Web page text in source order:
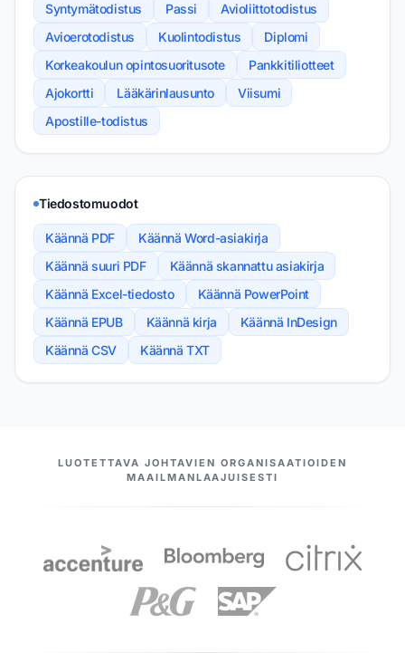
Syntymätodistus Passi
Avioliittotodistus
Avioerotodistus
Kuolintodistus
Diplomi
Korkeakoulun opintosuoritusote
Pankkitiliotteet
Ajokortti
Lääkärinlausunto
Viisumi
Apostille-todistus
Tiedostomuodot
Käännä PDF
Käännä Word-asiakirja
Käännä suuri PDF
Käännä skannattu asiakirja
Käännä Excel-tiedosto
Käännä PowerPoint
Käännä EPUB
Käännä kirja
Käännä InDesign
Käännä CSV
Käännä TXT
MEIDÄN KUMPPANIMME
LUOTETTAVA JOHTAVIEN ORGANISAATIOIDEN
MAAILMANLAAJUISESTI